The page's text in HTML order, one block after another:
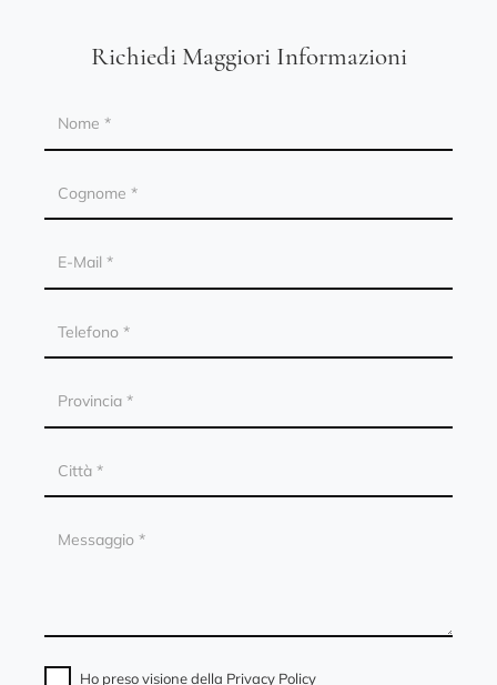
Richiedi Maggiori Informazioni
Ho preso visione della Privacy Policy